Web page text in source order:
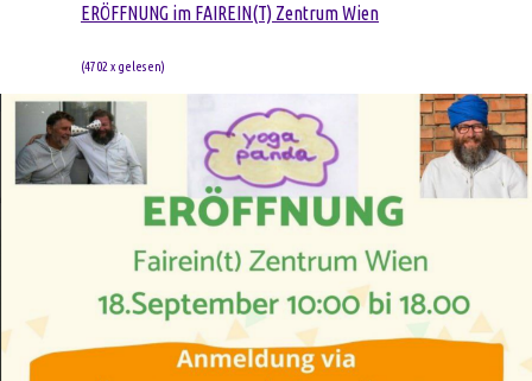
ERÖFFNUNG im FAIREIN(T) Zentrum Wien
(4702 x gelesen)